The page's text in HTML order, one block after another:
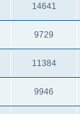
14641
9729
11384
9946